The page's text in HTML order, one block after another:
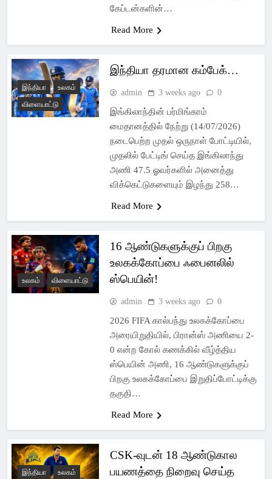
கேப்டன்களின்…
Read More
இந்தியா
உலகம்
விளையாட்டு
இந்தியா தரமான கம்பேக்…
admin 3 weeks ago 0
இங்கிலாந்தின் பர்மிங்காம்
மைதானத்தில் நேற்று (14/07/2026)
நடைபெற்ற முதல் ஒருநாள் போட்டியில்,
முதலில் பேட்டிங் செய்த இங்கிலாந்து
அணி 47.5 ஓவர்களில் அனைத்து
விக்கெட்டுகளையும் இழந்து 258…
Read More
உலகம் விளையாட்டு
16 ஆண்டுகளுக்குப் பிறகு
உலகக்கோப்பை ஃபைனலில்
ஸ்பெயின்!
admin 3 weeks ago 0
2026 FIFA கால்பந்து உலகக்கோப்பை
அரையிறுதியில், பிரான்ஸ் அணியை 2-
0 என்ற கோல் கணக்கில் வீழ்த்திய
ஸ்பெயின் அணி, 16 ஆண்டுகளுக்குப்
பிறகு உலகக்கோப்பை இறுதிப்போட்டிக்கு
தகுதி…
Read More
இந்தியா
உலகம்
CSK-வுடன் 18 ஆண்டுகால
பயணத்தை நிறைவு செய்த